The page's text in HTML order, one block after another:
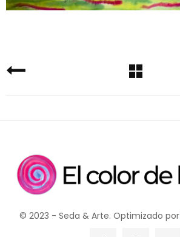
© 2023 - Seda & Arte. Optimizado por